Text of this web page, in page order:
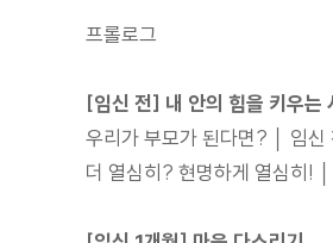
프롤로그
[임신 전] 내 안의 힘을 키우는
우리가 부모가 된다면? │ 임신
더 열심히? 현명하게 열심히! │